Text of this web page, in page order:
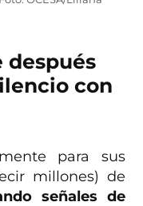
después
con
para sus
millones) de
señales de